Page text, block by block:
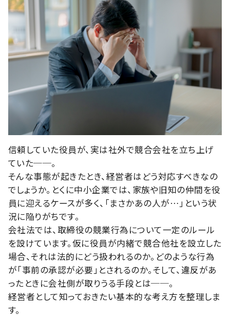
信頼していた役員が、実は社外で競合会社を立ち上げ
ていた──。
そんな事態が起きたとき、経営者はどう対応すべきなの
でしょうか。とくに中小企業では、家族や旧知の仲間を役
員に迎えるケースが多く、「まさかあの人が…」という状
況に陥りがちです。
会社法では、取締役の競業行為について一定のルール
を設けています。仮に役員が内緒で競合他社を設立した
場合、それは法的にどう扱われるのか。どのような行為
が「事前の承認が必要」とされるのか。そして、違反があ
ったときに会社側が取りうる手段とは──。
経営者として知っておきたい基本的な考え方を整理しま
す。